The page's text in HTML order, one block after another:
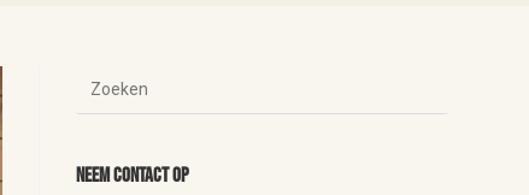
Neem contact op